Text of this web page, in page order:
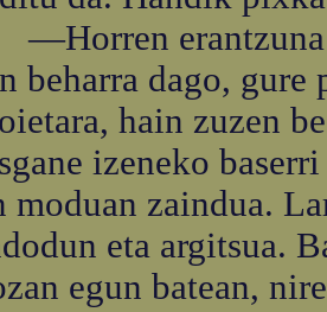
erantzuna
beharra dago, gure
hain zuzen
izeneko
moduan zaindua.
eta argitsua.
egun batean,